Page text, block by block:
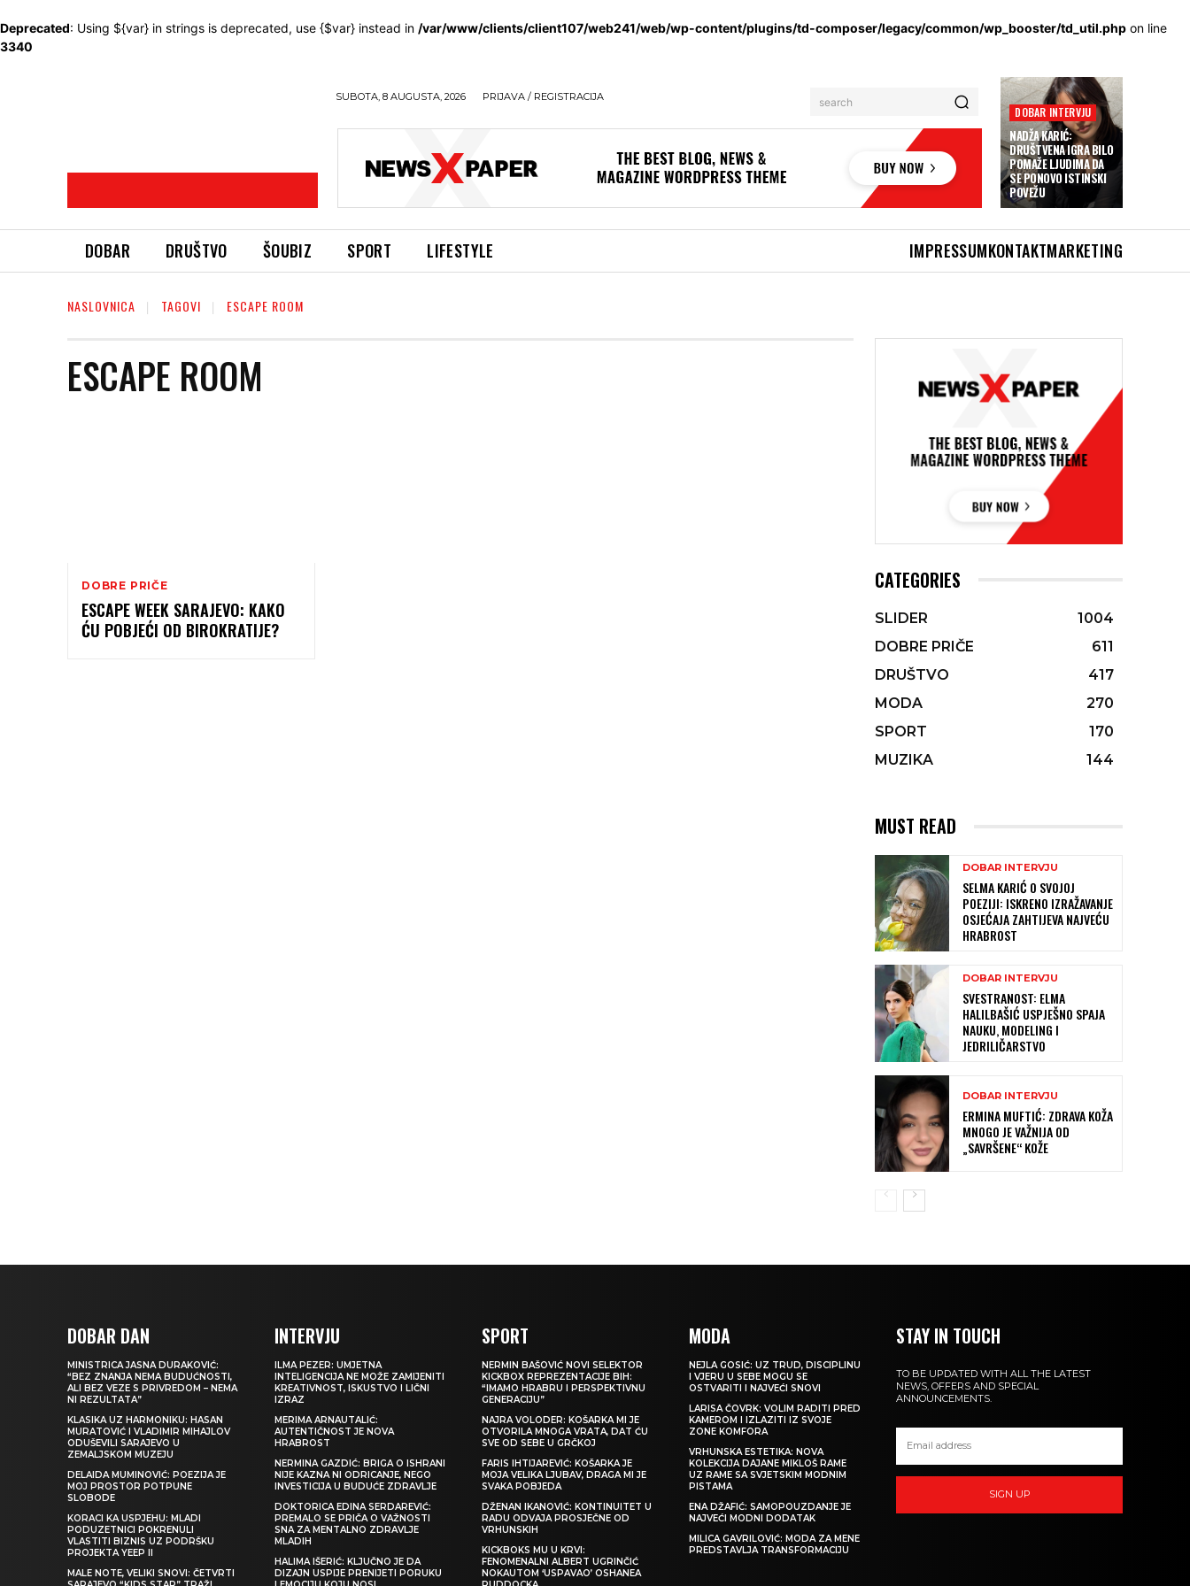
Deprecated: Using ${var} in strings is deprecated, use {$var} instead in /var/www/clients/client107/web241/web/wp-content/plugins/td-composer/legacy/common/wp_booster/td_util.php on line
3340
SUBOTA, 8 AUGUSTA, 2026 PRIJAVA / REGISTRACIJA search
DOBAR INTERVJU
NADŽA KARIĆ:
DRUŠTVENA IGRA BILO
POMAŽE LJUDIMA DA
SE PONOVO ISTINSKI
POVEŽU
DOBAR DRUŠTVO ŠOUBIZ SPORT LIFESTYLE IMPRESSUMKONTAKTMARKETING
NASLOVNICA TAGOVI ESCAPE ROOM
ESCAPE ROOM
DOBRE PRIČE
ESCAPE WEEK SARAJEVO: KAKO
ĆU POBJEĆI OD BIROKRATIJE?
CATEGORIES
SLIDER
1004
DOBRE PRIČE
611
DRUŠTVO
417
MODA
270
SPORT
170
MUZIKA
144
MUST READ
DOBAR INTERVJU
SELMA KARIĆ O SVOJOJ
POEZIJI: ISKRENO IZRAŽAVANJE
OSJEĆAJA ZAHTIJEVA NAJVEĆU
HRABROST
DOBAR INTERVJU
SVESTRANOST: ELMA
HALILBAŠIĆ USPJEŠNO SPAJA
NAUKU, MODELING I
JEDRILIČARSTVO
DOBAR INTERVJU
ERMINA MUFTIĆ: ZDRAVA KOŽA
MNOGO JE VAŽNIJA OD
„SAVRŠENE“ KOŽE
DOBAR DAN
MINISTRICA JASNA DURAKOVIĆ:
“BEZ ZNANJA NEMA BUDUĆNOSTI,
ALI BEZ VEZE S PRIVREDOM – NEMA
NI REZULTATA”
KLASIKA UZ HARMONIKU: HASAN
MURATOVIĆ I VLADIMIR MIHAJLOV
ODUŠEVILI SARAJEVO U
ZEMALJSKOM MUZEJU
DELAIDA MUMINOVIĆ: POEZIJA JE
MOJ PROSTOR POTPUNE
SLOBODE
KORACI KA USPJEHU: MLADI
PODUZETNICI POKRENULI
VLASTITI BIZNIS UZ PODRŠKU
PROJEKTA YEEP II
MALE NOTE, VELIKI SNOVI: ČETVRTI
INTERVJU
ILMA PEZER: UMJETNA
INTELIGENCIJA NE MOŽE ZAMIJENITI
KREATIVNOST, ISKUSTVO I LIČNI
IZRAZ
MERIMA ARNAUTALIĆ:
AUTENTIČNOST JE NOVA
HRABROST
NERMINA GAZDIĆ: BRIGA O ISHRANI
NIJE KAZNA NI ODRICANJE, NEGO
INVESTICIJA U BUDUĆE ZDRAVLJE
DOKTORICA EDINA SERDAREVIĆ:
PREMALO SE PRIČA O VAŽNOSTI
SNA ZA MENTALNO ZDRAVLJE
MLADIH
HALIMA IŠERIĆ: KLJUČNO JE DA
DIZAJN USPIJE PRENIJETI PORUKU
SPORT
NERMIN BAŠOVIĆ NOVI SELEKTOR
KICKBOX REPREZENTACIJE BIH:
“IMAMO HRABRU I PERSPEKTIVNU
GENERACIJU”
NAJRA VOLODER: KOŠARKA MI JE
OTVORILA MNOGA VRATA, DAT ĆU
SVE OD SEBE U GRČKOJ
FARIS IHTIJAREVIĆ: KOŠARKA JE
MOJA VELIKA LJUBAV, DRAGA MI JE
SVAKA POBJEDA
DŽENAN IKANOVIĆ: KONTINUITET U
RADU ODVAJA PROSJEČNE OD
VRHUNSKIH
KICKBOKS MU U KRVI:
FENOMENALNI ALBERT UGRINČIĆ
NOKAUTOM ‘USPAVAO’ OSHANEA
MODA
NEJLA GOSIĆ: UZ TRUD, DISCIPLINU
I VJERU U SEBE MOGU SE
OSTVARITI I NAJVEĆI SNOVI
LARISA ČOVRK: VOLIM RADITI PRED
KAMEROM I IZLAZITI IZ SVOJE
ZONE KOMFORA
VRHUNSKA ESTETIKA: NOVA
KOLEKCIJA DAJANE MIKLOŠ RAME
UZ RAME SA SVJETSKIM MODNIM
PISTAMA
ENA DŽAFIĆ: SAMOPOUZDANJE JE
NAJVEĆI MODNI DODATAK
MILICA GAVRILOVIĆ: MODA ZA MENE
PREDSTAVLJA TRANSFORMACIJU
STAY IN TOUCH
TO BE UPDATED WITH ALL THE LATEST
NEWS, OFFERS AND SPECIAL
ANNOUNCEMENTS.
SIGN UP